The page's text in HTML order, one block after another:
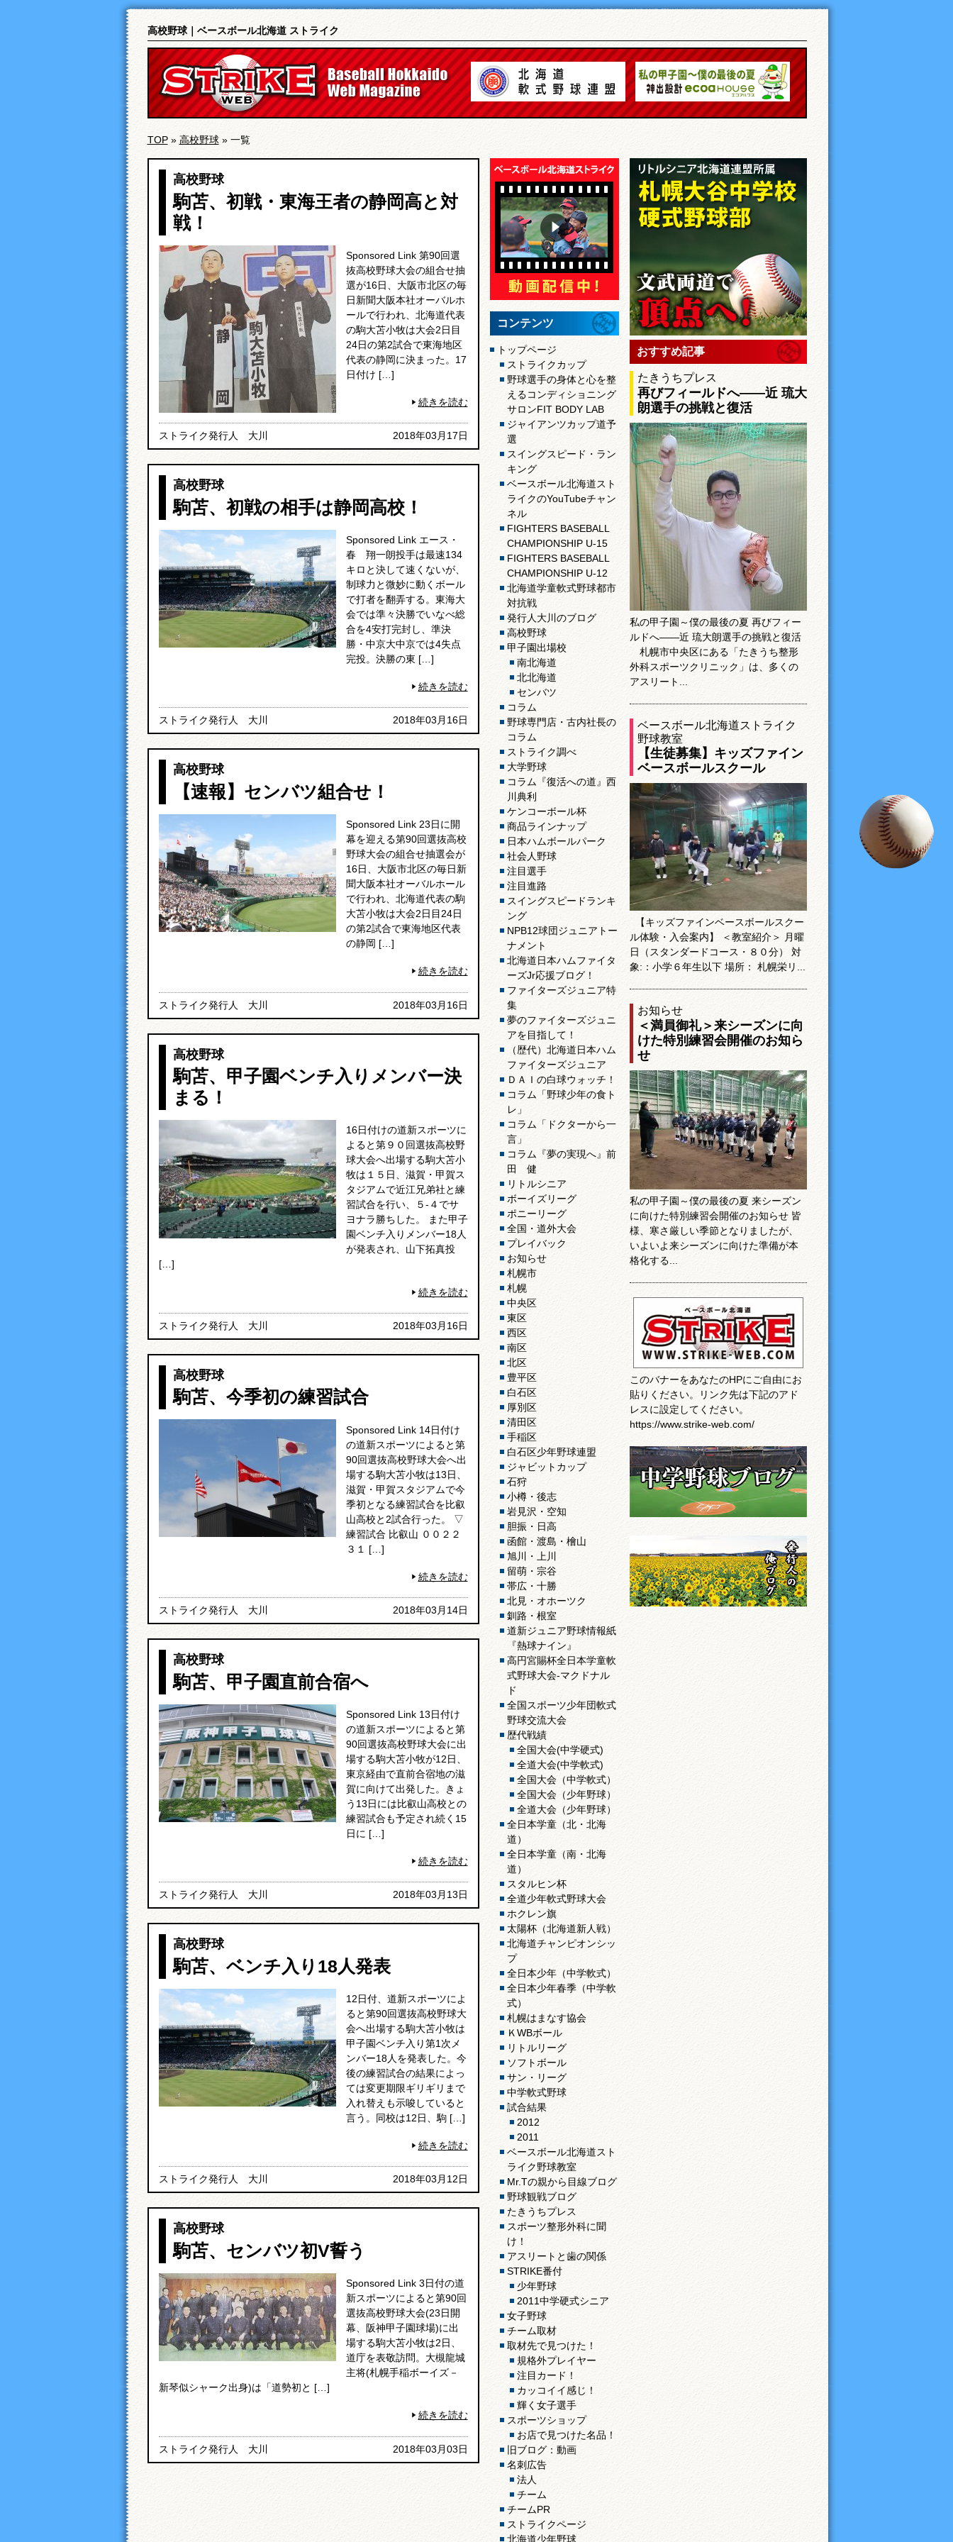
高校野球｜ベースボール北海道 ストライク
TOP » 高校野球»一覧
高校野球
駒苫、初戦・東海王者の静岡高と対
戦！
Sponsored Link 第90回選
抜高校野球大会の組合せ抽
選が16日、大阪市北区の毎
日新聞大阪本社オーバルホ
ールで行われ、北海道代表
の駒大苫小牧は大会2日目
24日の第2試合で東海地区
代表の静岡に決まった。17
日付け […]
続きを読む
ストライク発行人 大川 2018年03月17日
高校野球
駒苫、初戦の相手は静岡高校！
Sponsored Link エース・
春 翔一朗投手は最速134
キロと決して速くないが、
制球力と微妙に動くボール
で打者を翻弄する。東海大
会では準々決勝でいなべ総
合を4安打完封し、準決
勝・中京大中京では4失点
完投。決勝の東 […]
続きを読む
ストライク発行人 大川 2018年03月16日
高校野球
【速報】センバツ組合せ！
Sponsored Link 23日に開
幕を迎える第90回選抜高校
野球大会の組合せ抽選会が
16日、大阪市北区の毎日新
聞大阪本社オーバルホール
で行われ、北海道代表の駒
大苫小牧は大会2日目24日
の第2試合で東海地区代表
の静岡 […]
続きを読む
ストライク発行人 大川 2018年03月16日
高校野球
駒苫、甲子園ベンチ入りメンバー決
まる！
16日付けの道新スポーツに
よると第９０回選抜高校野
球大会へ出場する駒大苫小
牧は１５日、滋賀・甲賀ス
タジアムで近江兄弟社と練
習試合を行い、５‐４でサ
ヨナラ勝ちした。 また甲子
園ベンチ入りメンバー18人
が発表され、山下拓真投
[…]
続きを読む
ストライク発行人 大川 2018年03月16日
高校野球
駒苫、今季初の練習試合
Sponsored Link 14日付け
の道新スポーツによると第
90回選抜高校野球大会へ出
場する駒大苫小牧は13日、
滋賀・甲賀スタジアムで今
季初となる練習試合を比叡
山高校と2試合行った。 ▽
練習試合 比叡山 ００２２
３１ […]
続きを読む
ストライク発行人 大川 2018年03月14日
高校野球
駒苫、甲子園直前合宿へ
Sponsored Link 13日付け
の道新スポーツによると第
90回選抜高校野球大会に出
場する駒大苫小牧が12日、
東京経由で直前合宿地の滋
賀に向けて出発した。きょ
う13日には比叡山高校との
練習試合も予定され続く15
日に […]
続きを読む
ストライク発行人 大川 2018年03月13日
高校野球
駒苫、ベンチ入り18人発表
12日付、道新スポーツによ
ると第90回選抜高校野球大
会へ出場する駒大苫小牧は
甲子園ベンチ入り第1次メ
ンバー18人を発表した。今
後の練習試合の結果によっ
ては変更期限ギリギリまで
入れ替えも示唆していると
言う。同校は12日、駒 […]
続きを読む
ストライク発行人 大川 2018年03月12日
高校野球
駒苫、センバツ初V誓う
Sponsored Link 3日付の道
新スポーツによると第90回
選抜高校野球大会(23日開
幕、阪神甲子園球場)に出
場する駒大苫小牧は2日、
道庁を表敬訪問。大槻龍城
主将(札幌手稲ボーイズ－
新琴似シャーク出身)は「道勢初と […]
続きを読む
ストライク発行人 大川 2018年03月03日
コンテンツ
トップページ
ストライクカップ
野球選手の身体と心を整
えるコンディショニング
サロンFIT BODY LAB
ジャイアンツカップ道予
選
スイングスピード・ラン
キング
ベースボール北海道スト
ライクのYouTubeチャン
ネル
FIGHTERS BASEBALL
CHAMPIONSHIP U-15
FIGHTERS BASEBALL
CHAMPIONSHIP U-12
北海道学童軟式野球都市
対抗戦
発行人大川のブログ
高校野球
甲子園出場校
南北海道
北北海道
センバツ
コラム
野球専門店・古内社長の
コラム
ストライク調べ
大学野球
コラム『復活への道』西
川典利
ケンコーボール杯
商品ラインナップ
日本ハムボールパーク
社会人野球
注目選手
注目進路
スイングスピードランキ
ング
NPB12球団ジュニアトー
ナメント
北海道日本ハムファイタ
ーズJr応援ブログ！
ファイターズジュニア特
集
夢のファイターズジュニ
アを目指して！
（歴代）北海道日本ハム
ファイターズジュニア
ＤＡＩの白球ウォッチ！
コラム「野球少年の食ト
レ」
コラム「ドクターから一
言」
コラム『夢の実現へ』前
田 健
リトルシニア
ボーイズリーグ
ポニーリーグ
全国・道外大会
プレイバック
お知らせ
札幌市
札幌
中央区
東区
西区
南区
北区
豊平区
白石区
厚別区
清田区
手稲区
白石区少年野球連盟
ジャビットカップ
石狩
小樽・後志
岩見沢・空知
胆振・日高
函館・渡島・檜山
旭川・上川
留萌・宗谷
帯広・十勝
北見・オホーツク
釧路・根室
道新ジュニア野球情報紙
『熱球ナイン』
高円宮賜杯全日本学童軟
式野球大会-マクドナル
ド
全国スポーツ少年団軟式
野球交流大会
歴代戦績
全国大会(中学硬式)
全道大会(中学軟式)
全国大会（中学軟式）
全国大会（少年野球）
全道大会（少年野球）
全日本学童（北・北海
道）
全日本学童（南・北海
道）
スタルヒン杯
全道少年軟式野球大会
ホクレン旗
太陽杯（北海道新人戦）
北海道チャンピオンシッ
プ
全日本少年（中学軟式）
全日本少年春季（中学軟
式）
札幌はまなす協会
ＫWBボール
リトルリーグ
ソフトボール
サン・リーグ
中学軟式野球
試合結果
2012
2011
ベースボール北海道スト
ライク野球教室
Mr.Tの親から目線ブログ
野球観戦ブログ
たきうちプレス
スポーツ整形外科に聞
け！
アスリートと歯の関係
STRIKE番付
少年野球
2011中学硬式シニア
女子野球
チーム取材
取材先で見つけた！
規格外プレイヤー
注目カード！
カッコイイ感じ！
輝く女子選手
スポーツショップ
お店で見つけた名品！
旧ブログ：動画
名刺広告
法人
チーム
チームPR
ストライクページ
北海道少年野球
おすすめ記事
たきうちプレス
再びフィールドへ――近 琉大
朗選手の挑戦と復活
私の甲子園～僕の最後の夏 再びフィー
ルドへ――近 琉大朗選手の挑戦と復活
札幌市中央区にある「たきうち整形
外科スポーツクリニック」は、多くの
アスリート...
ベースボール北海道ストライク
野球教室
【生徒募集】キッズファイン
ベースボールスクール
【キッズファインベースボールスクー
ル体験・入会案内】 ＜教室紹介＞ 月曜
日（スタンダードコース・８０分） 対
象:：小学６年生以下 場所： 札幌栄リ...
お知らせ
＜満員御礼＞来シーズンに向
けた特別練習会開催のお知ら
せ
私の甲子園～僕の最後の夏 来シーズン
に向けた特別練習会開催のお知らせ 皆
様、寒さ厳しい季節となりましたが、
いよいよ来シーズンに向けた準備が本
格化する...
このバナーをあなたのHPにご自由にお
貼りください。リンク先は下記のアド
レスに設定してください。
https://www.strike-web.com/